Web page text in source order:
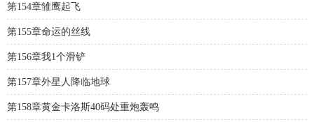
第154章雏鹰起飞
第155章命运的丝线
第156章我1个滑铲
第157章外星人降临地球
第158章黄金卡洛斯40码处重炮轰鸣